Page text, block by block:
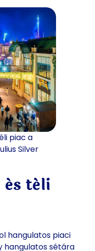
piac a
Silver
téli
hangulatos piaci
hangulatos sétára